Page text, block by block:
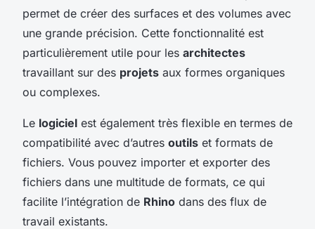
permet de créer des surfaces et des volumes avec
une grande précision. Cette fonctionnalité est
particulièrement utile pour les architectes
travaillant sur des projets aux formes organiques
ou complexes.
Le logiciel est également très flexible en termes de
compatibilité avec d’autres outils et formats de
fichiers. Vous pouvez importer et exporter des
fichiers dans une multitude de formats, ce qui
facilite l’intégration de Rhino dans des flux de
travail existants.